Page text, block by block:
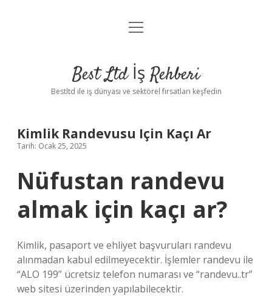
Anasayfa
Yasal Uyarı
menüyü
Best Ltd İş Rehberi
Bestltd ile iş dünyası ve sektörel fırsatları keşfedin
Kimlik Randevusu Için Kaçı Ar
Tarih: Ocak 25, 2025
Nüfustan randevu
almak için kaçı ar?
Kimlik, pasaport ve ehliyet başvuruları randevu
alınmadan kabul edilmeyecektir. İşlemler randevu ile
“ALO 199” ücretsiz telefon numarası ve “randevu..tr”
web sitesi üzerinden yapılabilecektir.